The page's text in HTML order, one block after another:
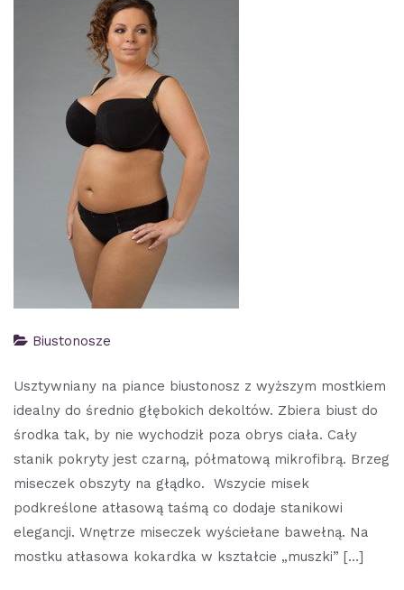
Biustonosze
Usztywniany na piance biustonosz z wyższym mostkiem
idealny do średnio głębokich dekoltów. Zbiera biust do
środka tak, by nie wychodził poza obrys ciała. Cały
stanik pokryty jest czarną, półmatową mikrofibrą. Brzeg
miseczek obszyty na głądko. Wszycie misek
podkreślone atłasową taśmą co dodaje stanikowi
elegancji. Wnętrze miseczek wyściełane bawełną. Na
mostku atłasowa kokardka w kształcie „muszki” […]